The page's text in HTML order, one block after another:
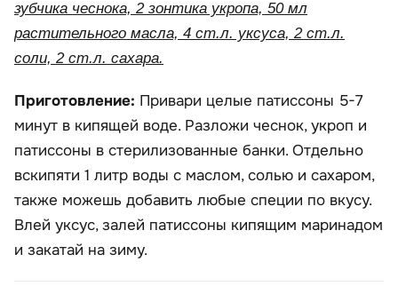
зубчика чеснока, 2 зонтика укропа, 50 мл
растительного масла, 4 ст.л. уксуса, 2 ст.л.
соли, 2 ст.л. сахара.
Приготовление: Привари целые патиссоны 5-7
минут в кипящей воде. Разложи чеснок, укроп и
патиссоны в стерилизованные банки. Отдельно
вскипяти 1 литр воды с маслом, солью и сахаром,
также можешь добавить любые специи по вкусу.
Влей уксус, залей патиссоны кипящим маринадом
и закатай на зиму.